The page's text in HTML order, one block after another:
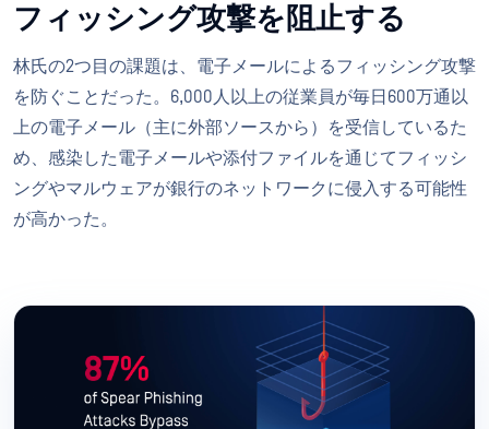
フィッシング攻撃を阻止する
林氏の2つ目の課題は、電子メールによるフィッシング攻撃
を防ぐことだった。6,000人以上の従業員が毎日600万通以
上の電子メール（主に外部ソースから）を受信しているた
め、感染した電子メールや添付ファイルを通じてフィッシ
ングやマルウェアが銀行のネットワークに侵入する可能性
が高かった。